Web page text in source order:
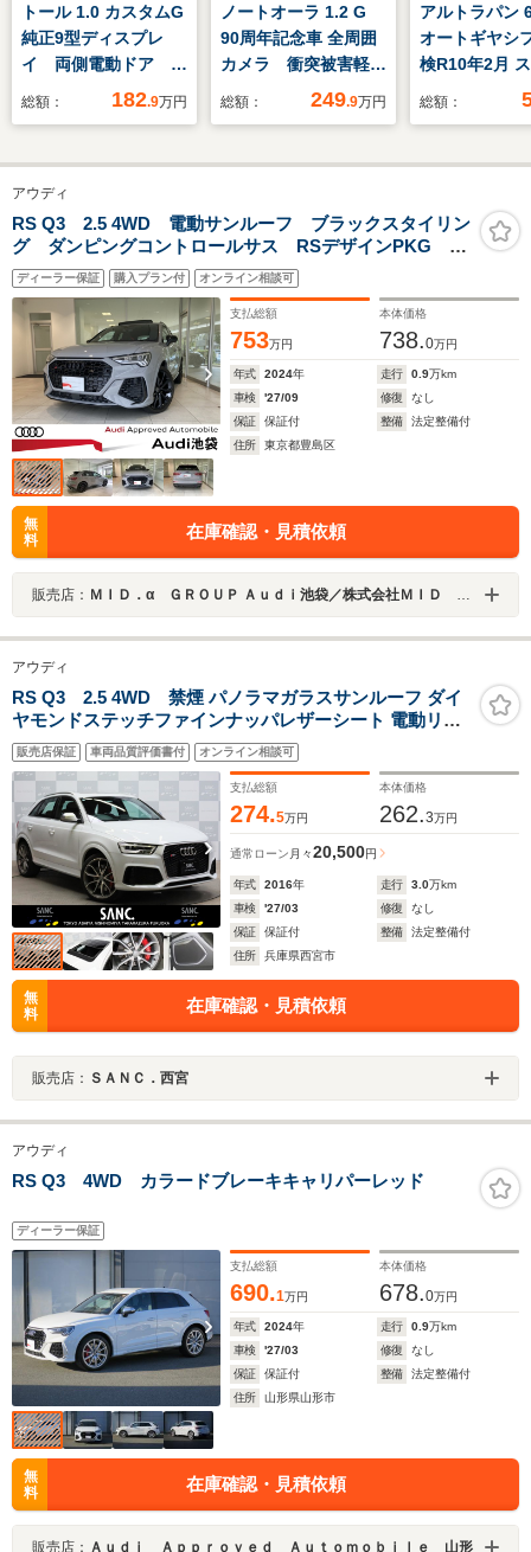
トール 1.0 カスタムG
純正9型ディスプレ
イ 両側電動ドア バ
ックカメラ 衝突被害
LEDヘッド ETC 純
正14インチアルミ
オートハイビーム オ
ートエアコン
Bluetooth
総額： 182.9万円
ノートオーラ 1.2 G
90周年記念車 全周囲
カメラ 衝突被害軽減
システム レーダーク
コーナーセンサー ス
ド ビルトインETC
純正17インチアル
ミ オートハイビーム
総額： 249.9万円
アルトラパン
オートギヤシ
検R10年2月
総額：
アウディ
RS Q3 2.5 4WD 電動サンルーフ ブラックスタイリン
グ ダンピングコントロールサス RSデザインPKG ハ
ニカムステッチナッパレザースポーツシート 21インチ
ホイール SONOSサウンド レッドキャリパー
ディーラー保証 購入プラン付 オンライン相談可
支払総額
753万円
本体価格
738.0万円
年式 2024年 走行 0.9万km
車検
'27/09 修復
なし
保証
保証付 整備
法定整備付
住所
東京都豊島区
無
料
在庫確認・見積依頼
販売店： ＭＩＤ．α ＧＲＯＵＰ Ａｕｄｉ池袋／株式会社ＭＩＤ ＡＬＦＡ
アウディ
RS Q3 2.5 4WD 禁煙 パノラマガラスサンルーフ ダイ
ヤモンドステッチファインナッパレザーシート 電動リア
ゲート 直列5気筒2.5リッターターボ RS専用エクステリア
ベルハウジング別体式ウェーブ&ドリルドFブレーキロー
ター 20AW
販売店保証 車両品質評価書付 オンライン相談可
支払総額
274.5万円
本体価格
262.3万円
通常ローン 月々20,500円
年式 2016年 走行 3.0万km
車検
'27/03 修復
なし
保証
保証付 整備
法定整備付
住所
兵庫県西宮市
無
料
在庫確認・見積依頼
販売店： ＳＡＮＣ．西宮
アウディ
RS Q3 4WD カラードブレーキキャリパーレッド
ディーラー保証
支払総額
690.1万円
本体価格
678.0万円
年式 2024年 走行 0.9万km
車検
'27/03 修復
なし
保証
保証付 整備
法定整備付
住所
山形県山形市
無
料
在庫確認・見積依頼
販売店： Ａｕｄｉ Ａｐｐｒｏｖｅｄ Ａｕｔｏｍｏｂｉｌｅ 山形